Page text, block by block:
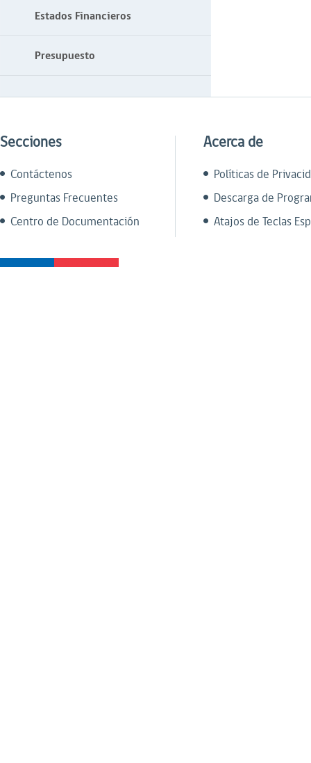
Estados Financieros
Presupuesto
Secciones
Contáctenos
Preguntas Frecuentes
Centro de Documentación
Acerca de
Políticas de
Descarga de
Atajos de Teclas